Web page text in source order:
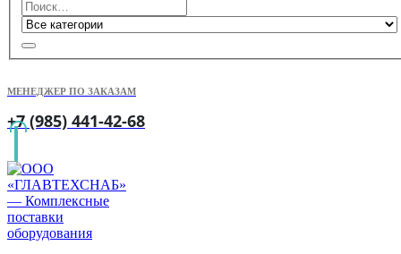
МЕНЕДЖЕР ПО ЗАКАЗАМ
+7 (985) 441-42-68